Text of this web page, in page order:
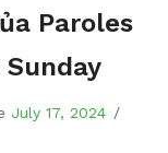
Paroles
July 17, 2024 /